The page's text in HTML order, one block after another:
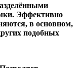
Эффективно
в основном,
подобных